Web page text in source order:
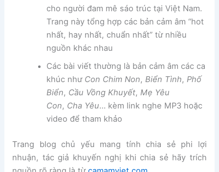
cho người đam mê sáo trúc tại Việt Nam.
Trang này tổng hợp các bản cảm âm “hot
nhất, hay nhất, chuẩn nhất” từ nhiều
nguồn khác nhau
Các bài viết thường là bản cảm âm các ca
khúc như Con Chim Non, Biển Tình, Phố
Biển, Cầu Vồng Khuyết, Mẹ Yêu
Con, Cha Yêu… kèm link nghe MP3 hoặc
video để tham khảo
Trang blog chủ yếu mang tính chia sẻ phi lợi
nhuận, tác giả khuyến nghị khi chia sẻ hãy trích